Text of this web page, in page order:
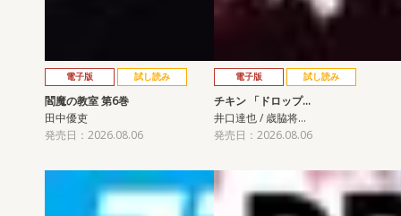
電子版 試し読み
閻魔の教室 第6巻
田中優吏
発売日：2026.08.06
電子版 試し読み
チキン 「ドロップ…
井口達也 / 歳脇将…
発売日：2026.08.06